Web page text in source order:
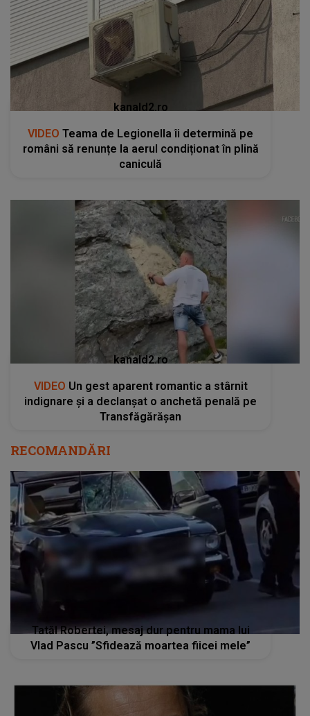
kanald2.ro
VIDEO Teama de Legionella îi determină pe
români să renunțe la aerul condiționat în plină
caniculă
kanald2.ro
VIDEO Un gest aparent romantic a stârnit
indignare și a declanșat o anchetă penală pe
Transfăgărășan
RECOMANDĂRI
Tatăl Robertei, mesaj dur pentru mama lui
Vlad Pascu ”Sfidează moartea fiicei mele”